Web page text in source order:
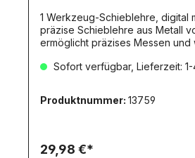
1 Werkzeug-Schieblehre, digital mit
präzise Schieblehre aus Metall
ermöglicht präzises Messen und
Messungen können auf dem
HRC RACING DesignBatteriegröße:
Sofort verfügbar, Lieferzeit:
Produktnummer: 13759
29,98 €*